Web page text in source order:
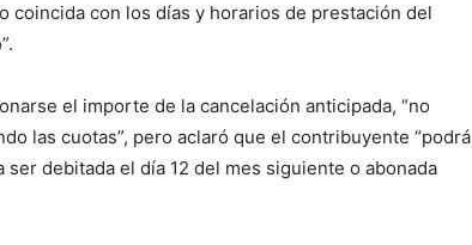
coincida con los días y horarios de prestación del
el importe de la cancelación anticipada, “no
las cuotas”, pero aclaró que el contribuyente “podrá
debitada el día 12 del mes siguiente o abonada